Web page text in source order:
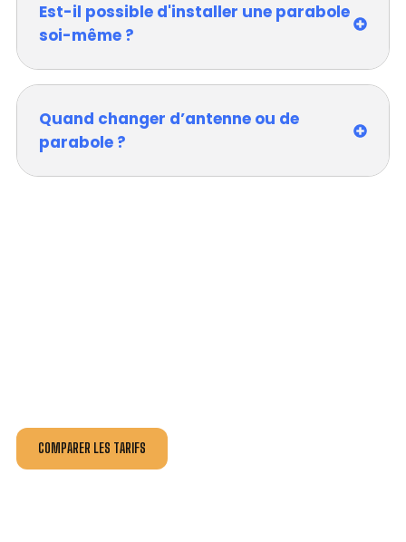
Est-il possible d'installer une parabole
soi-même ?
Quand changer d’antenne ou de
parabole ?
COMPARER LES TARIFS